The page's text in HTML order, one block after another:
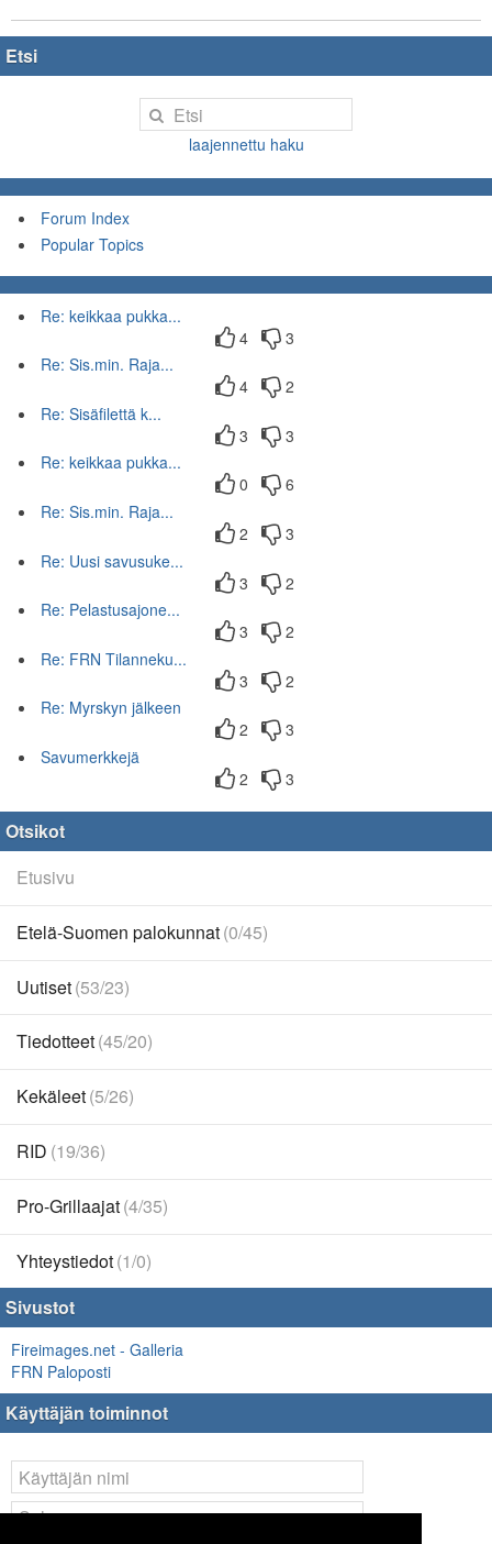
Etsi
laajennettu haku
Forum Index
Popular Topics
Re: keikkaa pukka...
4
3
Re: Sis.min. Raja...
4
2
Re: Sisäfilettä k...
3
3
Re: keikkaa pukka...
0
6
Re: Sis.min. Raja...
2
3
Re: Uusi savusuke...
3
2
Re: Pelastusajone...
3
2
Re: FRN Tilanneku...
3
2
Re: Myrskyn jälkeen
2
3
Savumerkkejä
2
3
Otsikot
Etusivu
Etelä-Suomen palokunnat(0/45)
Uutiset(53/23)
Tiedotteet(45/20)
Kekäleet(5/26)
RID (19/36)
Pro-Grillaajat(4/35)
Yhteystiedot(1/0)
Sivustot
Fireimages.net - Galleria
FRN Paloposti
Käyttäjän toiminnot